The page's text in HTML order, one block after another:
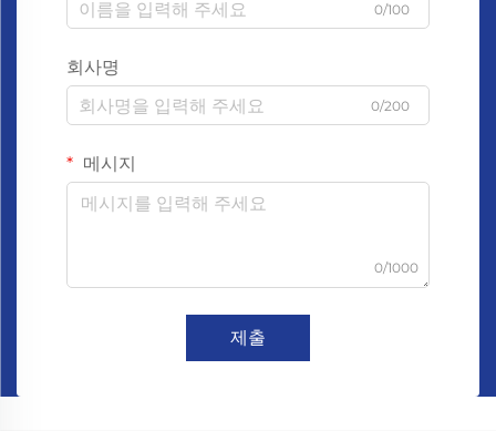
0/100
회사명
0/200
메시지
0/1000
제출